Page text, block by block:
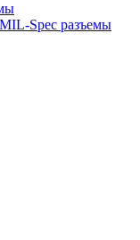
Spec разъемы